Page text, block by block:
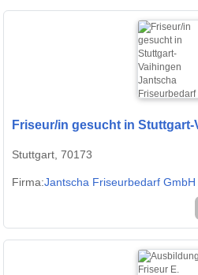
Friseur/in gesucht in Stuttgart-
Stuttgart, 70173
Firma:Jantscha Friseurbedarf GmbH